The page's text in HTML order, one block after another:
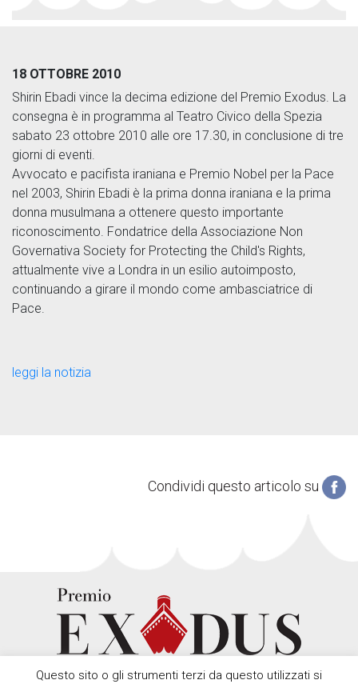
18 OTTOBRE 2010
Shirin Ebadi vince la decima edizione del Premio Exodus. La
consegna è in programma al Teatro Civico della Spezia
sabato 23 ottobre 2010 alle ore 17.30, in conclusione di tre
giorni di eventi.
Avvocato e pacifista iraniana e Premio Nobel per la Pace
nel 2003, Shirin Ebadi è la prima donna iraniana e la prima
donna musulmana a ottenere questo importante
riconoscimento. Fondatrice della Associazione Non
Governativa Society for Protecting the Child's Rights,
attualmente vive a Londra in un esilio autoimposto,
continuando a girare il mondo come ambasciatrice di
Pace.
leggi la notizia
Condividi questo articolo su
Questo sito o gli strumenti terzi da questo utilizzati si